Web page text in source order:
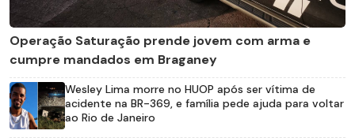
Operação Saturação prende jovem com arma e
cumpre mandados em Braganey
Wesley Lima morre no HUOP após ser vítima de
acidente na BR-369, e família pede ajuda para voltar
ao Rio de Janeiro